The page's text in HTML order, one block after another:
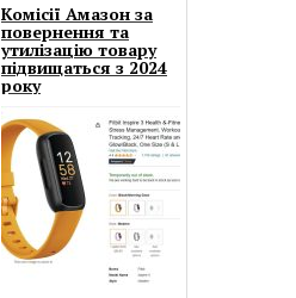
Комісії Амазон за
повернення та
утилізацію товару
підвищаться з 2024
року